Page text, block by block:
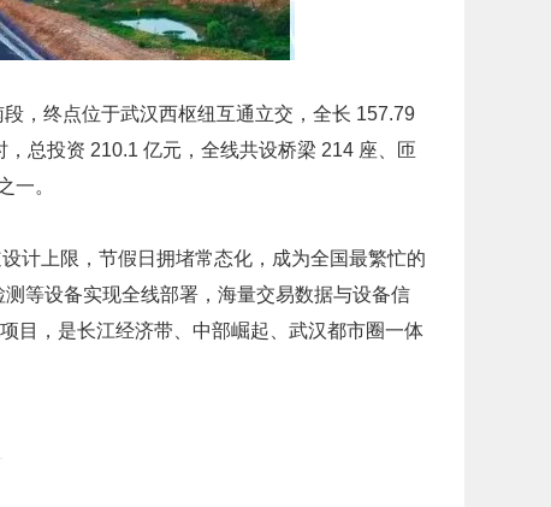
，终点位于武汉西枢纽互通立交，全长 157.79
总投资 210.1 亿元，全线共设桥梁 214 座、匝
一。
计上限，节假日拥堵常态化，成为全国最繁忙的
等设备实现全线部署，海量交易数据与设备信
目，是长江经济带、中部崛起、武汉都市圈一体